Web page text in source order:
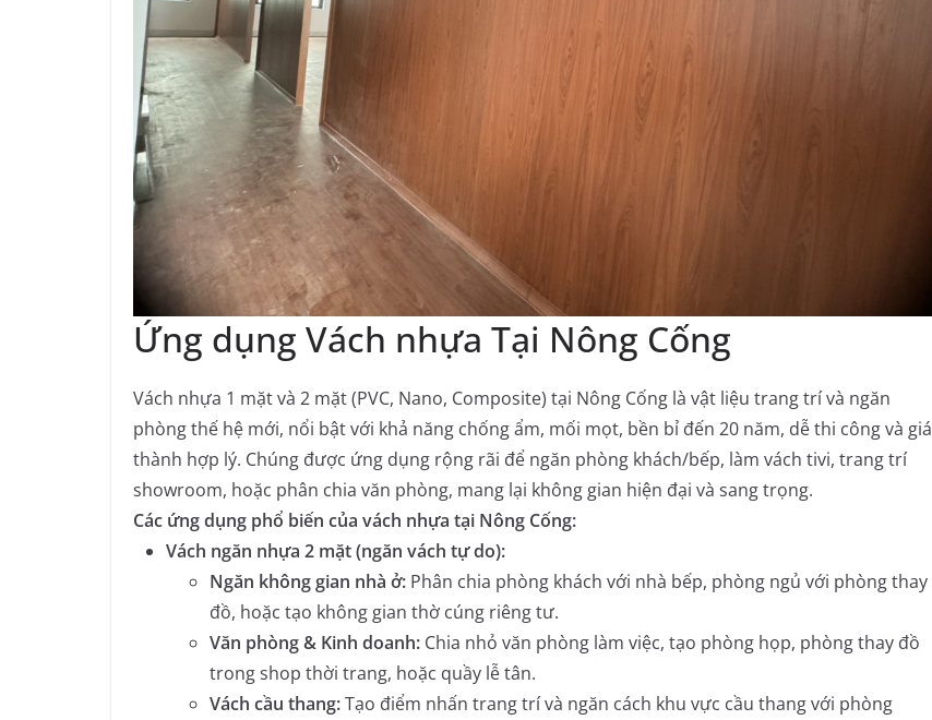
Ứng dụng Vách nhựa Tại Nông Cống
Vách nhựa 1 mặt và 2 mặt (PVC, Nano, Composite) tại Nông Cống là vật liệu trang trí và ngăn
phòng thế hệ mới, nổi bật với khả năng chống ẩm, mối mọt, bền bỉ đến 20 năm, dễ thi công và giá
thành hợp lý. Chúng được ứng dụng rộng rãi để ngăn phòng khách/bếp, làm vách tivi, trang trí
showroom, hoặc phân chia văn phòng, mang lại không gian hiện đại và sang trọng.
Các ứng dụng phổ biến của vách nhựa tại Nông Cống:
Vách ngăn nhựa 2 mặt (ngăn vách tự do):
Ngăn không gian nhà ở: Phân chia phòng khách với nhà bếp, phòng ngủ với phòng thay
đồ, hoặc tạo không gian thờ cúng riêng tư.
Văn phòng & Kinh doanh: Chia nhỏ văn phòng làm việc, tạo phòng họp, phòng thay đồ
trong shop thời trang, hoặc quầy lễ tân.
Vách cầu thang:Tạo điểm nhấn trang trí và ngăn cách khu vực cầu thang với phòng